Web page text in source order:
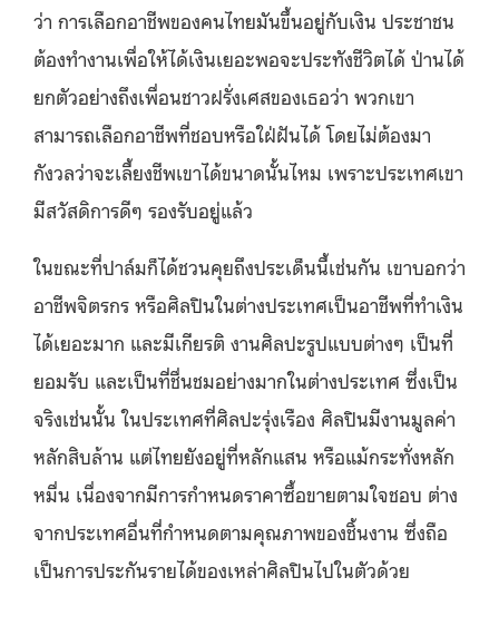
ว่า การเลือกอาชีพของคนไทยมันขึ้นอยู่กับเงิน ประชาชน
ต้องทำงานเพื่อให้ได้เงินเยอะพอจะประทังชีวิตได้ ป่านได้
ยกตัวอย่างถึงเพื่อนชาวฝรั่งเศสของเธอว่า พวกเขา
สามารถเลือกอาชีพที่ชอบหรือใฝ่ฝันได้ โดยไม่ต้องมา
กังวลว่าจะเลี้ยงชีพเขาได้ขนาดนั้นไหม เพราะประเทศเขา
มีสวัสดิการดีๆ รองรับอยู่แล้ว
ในขณะที่ปาล์มก็ได้ชวนคุยถึงประเด็นนี้เช่นกัน เขาบอกว่า
อาชีพจิตรกร หรือศิลปินในต่างประเทศเป็นอาชีพที่ทำเงิน
ได้เยอะมาก และมีเกียรติ งานศิลปะรูปแบบต่างๆ เป็นที่
ยอมรับ และเป็นที่ชื่นชมอย่างมากในต่างประเทศ ซึ่งเป็น
จริงเช่นนั้น ในประเทศที่ศิลปะรุ่งเรือง ศิลปินมีงานมูลค่า
หลักสิบล้าน แต่ไทยยังอยู่ที่หลักแสน หรือแม้กระทั่งหลัก
หมื่น เนื่องจากมีการกำหนดราคาซื้อขายตามใจชอบ ต่าง
จากประเทศอื่นที่กำหนดตามคุณภาพของชิ้นงาน ซึ่งถือ
เป็นการประกันรายได้ของเหล่าศิลปินไปในตัวด้วย